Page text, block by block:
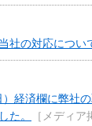
社の対応につい
経済欄に弊社
た。
［メディア